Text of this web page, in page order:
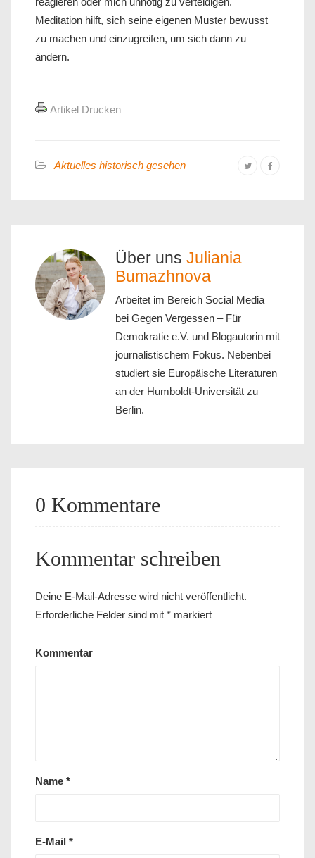
Meditation hilft, sich seine eigenen Muster bewusst
zu machen und einzugreifen, um sich dann zu
ändern.
Artikel Drucken
Aktuelles historisch gesehen
Über uns Juliania
Bumazhnova
Arbeitet im Bereich Social Media
bei Gegen Vergessen – Für
Demokratie e.V. und Blogautorin mit
journalistischem Fokus. Nebenbei
studiert sie Europäische Literaturen
an der Humboldt-Universität zu
Berlin.
0 Kommentare
Kommentar schreiben
Deine E-Mail-Adresse wird nicht veröffentlicht.
Erforderliche Felder sind mit * markiert
Kommentar
Name *
E-Mail *